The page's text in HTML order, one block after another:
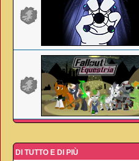
DI TUTTO E DI PIÙ